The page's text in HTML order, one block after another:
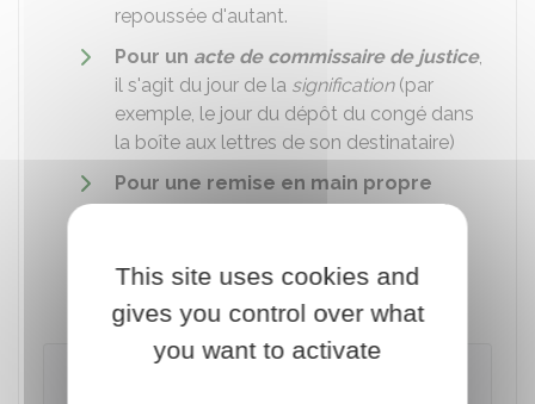
repoussée d'autant.
Pour un acte de commissaire de justice,
il s'agit du jour de la signification(par
exemple, le jour du dépôt du congé dans
la boîte aux lettres de son destinataire)
Pour une remise en main propre
contre émargement ou récépissé
remis en main propre à son destinataire,
This site uses cookies and
gives you control over what
you want to activate